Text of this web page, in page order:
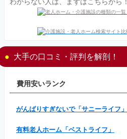
わからない人は、まずはこちらから！
大手の口コミ・評判を解剖！
費用安いランク
がんばりすぎないで「サニーライフ」
有料老人ホーム「ベストライフ」